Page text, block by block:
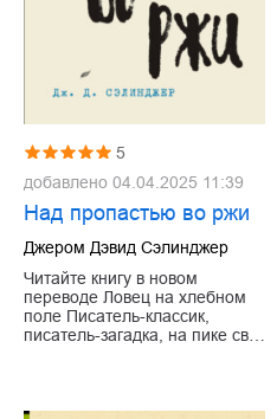
5
добавлено 04.04.2025 11:39
Над пропастью во ржи
Джером Дэвид Сэлинджер
Читайте книгу в новом
переводе Ловец на хлебном
поле Писатель-классик,
писатель-загадка, на пике св…